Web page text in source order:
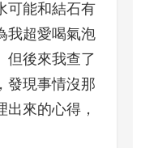
可能和結石有
我超愛喝氣泡
但後來我查了
發現事情沒那
來的心得，